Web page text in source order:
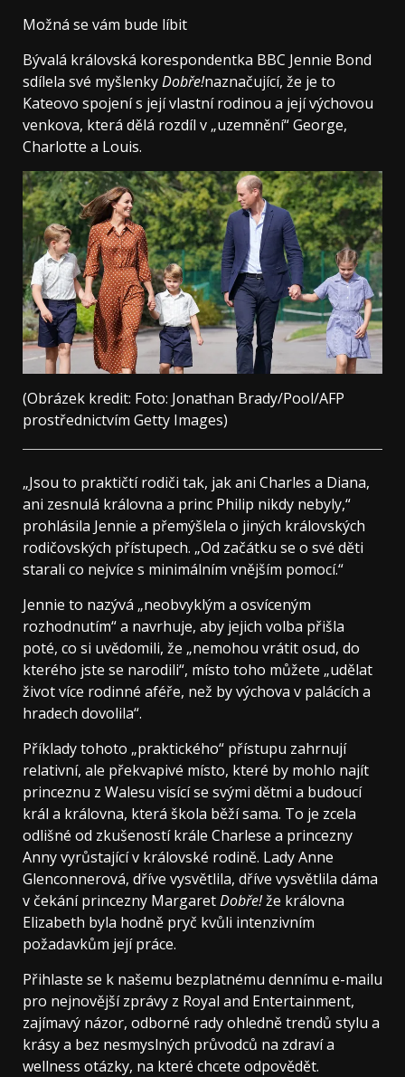
Možná se vám bude líbit
Bývalá královská korespondentka BBC Jennie Bond
sdílela své myšlenkyDobře!naznačující, že je to
Kateovo spojení s její vlastní rodinou a její výchovou
venkova, která dělá rozdíl v „uzemnění“ George,
Charlotte a Louis.
(Obrázek kredit: Foto: Jonathan Brady/Pool/AFP
prostřednictvím Getty Images)
„Jsou to praktičtí rodiči tak, jak ani Charles a Diana,
ani zesnulá královna a princ Philip nikdy nebyly,“
prohlásila Jennie a přemýšlela o jiných královských
rodičovských přístupech. „Od začátku se o své děti
starali co nejvíce s minimálním vnějším pomocí.“
Jennie to nazývá „neobvyklým a osvíceným
rozhodnutím“ a navrhuje, aby jejich volba přišla
poté, co si uvědomili, že „nemohou vrátit osud, do
kterého jste se narodili“, místo toho můžete „udělat
život více rodinné aféře, než by výchova v palácích a
hradech dovolila“.
Příklady tohoto „praktického“ přístupu zahrnují
relativní, ale překvapivé místo, které by mohlo najít
princeznu z Walesu visící se svými dětmi a budoucí
král a královna, která škola běží sama. To je zcela
odlišné od zkušeností krále Charlese a princezny
Anny vyrůstající v královské rodině. Lady Anne
Glenconnerová, dříve vysvětlila, dříve vysvětlila dáma
v čekání princezny MargaretDobře!že královna
Elizabeth byla hodně pryč kvůli intenzivním
požadavkům její práce.
Přihlaste se k našemu bezplatnému dennímu e-mailu
pro nejnovější zprávy z Royal and Entertainment,
zajímavý názor, odborné rady ohledně trendů stylu a
krásy a bez nesmyslných průvodců na zdraví a
wellness otázky, na které chcete odpovědět.